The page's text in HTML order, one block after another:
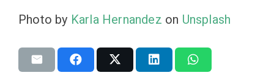
Photo by Karla Hernandez on Unsplash